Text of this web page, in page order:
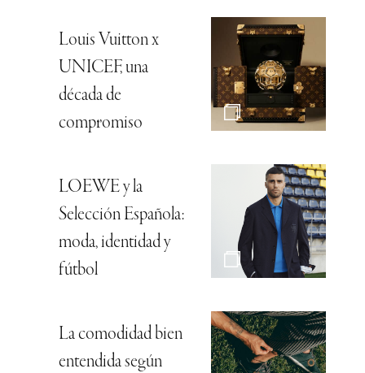
Louis Vuitton x
UNICEF, una
década de
compromiso
LOEWE y la
Selección Española:
moda, identidad y
fútbol
La comodidad bien
entendida según